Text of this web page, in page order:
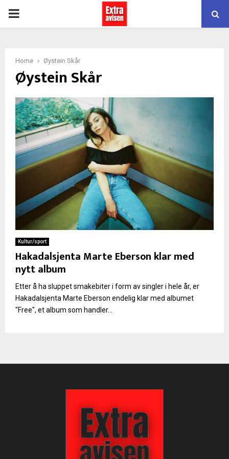
PRIMARY
Home Øystein Skår
Øystein Skår
Kultur/sport
Hakadalsjenta Marte Eberson klar med
nytt album
Etter å ha sluppet smakebiter i form av singler i hele år, er
Hakadalsjenta Marte Eberson endelig klar med albumet
"Free", et album som handler...